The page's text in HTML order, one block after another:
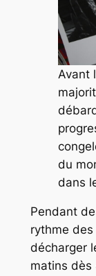
Avant
du
dans
Pendant
rythme
décharger
matins dès